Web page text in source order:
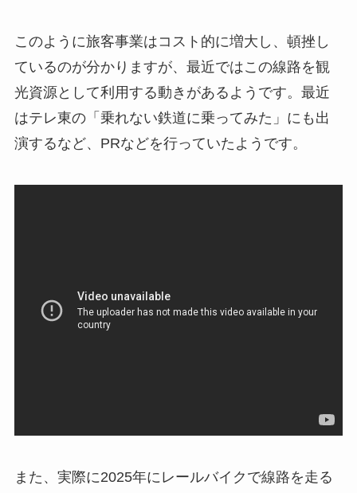
このように旅客事業はコスト的に増大し、頓挫し
ているのが分かりますが、最近ではこの線路を観
光資源として利用する動きがあるようです。最近
はテレ東の「乗れない鉄道に乗ってみた」にも出
演するなど、PRなどを行っていたようです。
また、実際に2025年にレールバイクで線路を走る